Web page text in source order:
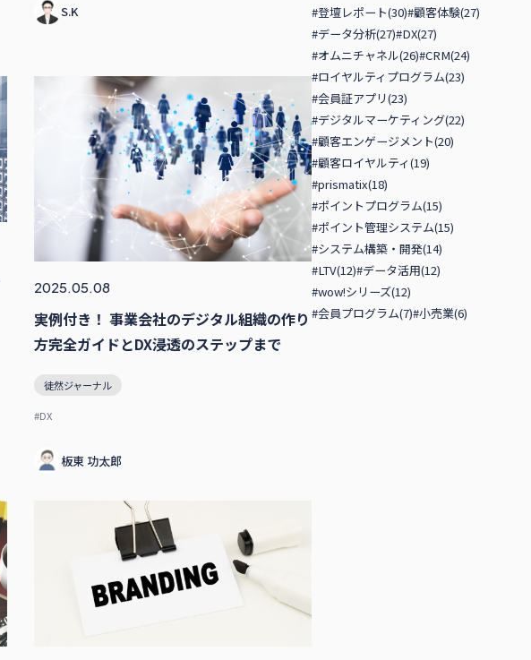
S.K
2025.05.08
実例付き！ 事業会社のデジタル組織の作り
方完全ガイドとDX浸透のステップまで
徒然ジャーナル
#DX
板東 功太郎
#登壇レポート(30)#顧客体験(27)
#データ分析(27)#DX(27)
#オムニチャネル(26)#CRM(24)
#ロイヤルティプログラム(23)
#会員証アプリ(23)
#デジタルマーケティング(22)
#顧客エンゲージメント(20)
#顧客ロイヤルティ(19)
#prismatix(18)
#ポイントプログラム(15)
#ポイント管理システム(15)
#システム構築・開発(14)
#LTV(12)#データ活用(12)
#wow!シリーズ(12)
#会員プログラム(7)#小売業(6)